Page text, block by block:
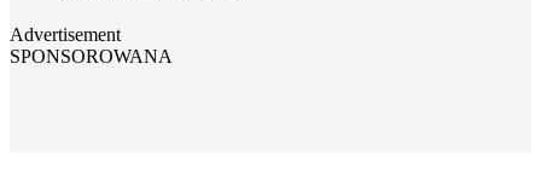
Advertisement
SPONSOROWANA